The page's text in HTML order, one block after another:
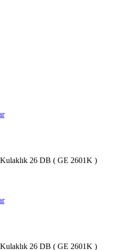
Kulaklık 26 DB ( GE 2601K )
Kulaklık 26 DB ( GE 2601K )